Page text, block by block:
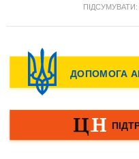
ПІДСУМУВАТИ: